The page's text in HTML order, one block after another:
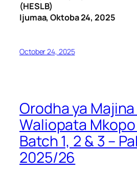
(HESLB)
Ijumaa, Oktoba 24, 2025
October 24, 2025
Orodha ya Majina
Waliopata Mkopo
Batch 1, 2 & 3 –
2025/26